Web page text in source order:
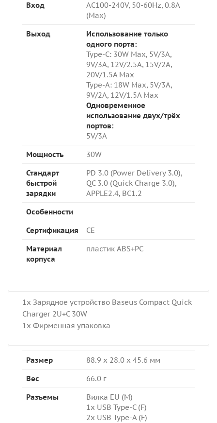
Вход
AC100-240V, 50-60Hz, 0.8A
(Max)
Выход
Использование только
одного порта:
Type-C: 30W Max, 5V/3A,
9V/3A, 12V/2.5A, 15V/2A,
20V/1.5A Max
Type-A: 18W Max, 5V/3A,
9V/2A, 12V/1.5A Max
Одновременное
использование двух/трёх
портов:
5V/3A
Мощность
30W
Стандарт
быстрой
зарядки
PD 3.0 (Power Delivery 3.0),
QC 3.0 (Quick Charge 3.0),
APPLE2.4, BC1.2
Особенности
Сертификация
CE
Материал
корпуса
пластик ABS+PC
1x Зарядное устройство Baseus Compact Quick
Charger 2U+C 30W
1x Фирменная упаковка
Размер
88.9 x 28.0 x 45.6 мм
Вес
66.0 г
Разъемы
Вилка EU (M)
1x USB Type-C (F)
2x USB Type-A (F)